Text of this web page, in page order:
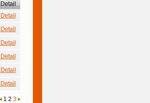
Detail
Detail
Detail
Detail
Detail
Detail
Detail
1 2 3